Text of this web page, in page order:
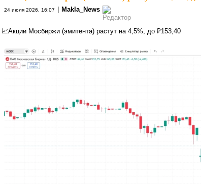
24 июля 2026, 16:07 Makla_News
📈Акции Мосбиржи (эмитента) растут на 4,5%, до ₽153,40